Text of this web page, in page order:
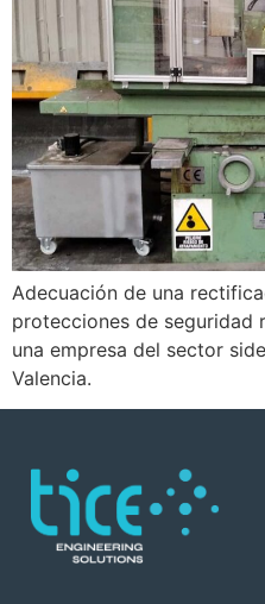
Adecuación de una
protecciones de seguridad
una empresa del sector
Valencia.